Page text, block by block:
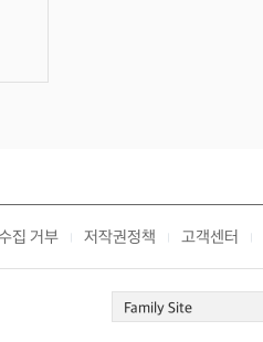
집 거부 저작권정책 고객센터
Family Site